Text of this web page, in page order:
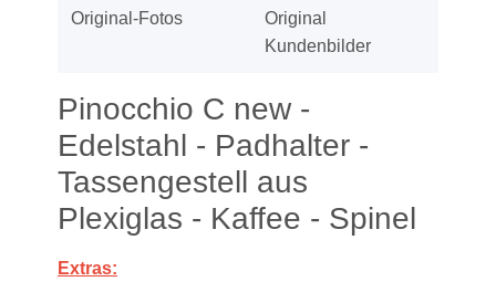
Original-Fotos
Original
Kundenbilder
Pinocchio C new -
Edelstahl - Padhalter -
Tassengestell aus
Plexiglas - Kaffee - Spinel
Extras: